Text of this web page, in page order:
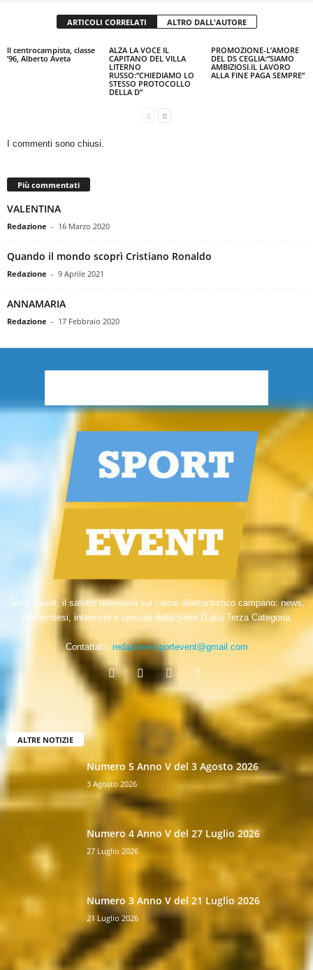
ARTICOLI CORRELATI ALTRO DALL'AUTORE
ll centrocampista, classe
’96, Alberto Aveta
ALZA LA VOCE IL
CAPITANO DEL VILLA
LITERNO
RUSSO:”CHIEDIAMO LO
STESSO PROTOCOLLO
DELLA D”
PROMOZIONE-L’AMORE
DEL DS CEGLIA:”SIAMO
AMBIZIOSI.IL LAVORO
ALLA FINE PAGA SEMPRE”
I commenti sono chiusi.
Più commentati
VALENTINA
Redazione - 16 Marzo 2020
Quando il mondo scoprì Cristiano Ronaldo
Redazione - 9 Aprile 2021
ANNAMARIA
Redazione - 17 Febbraio 2020
Sport Event, il salotto televisivo sul calcio dilettantistico campano: news,
videosintesi, interviste e speciali dalla Serie D alla Terza Categoria.
Contattaci: redazione.sportevent@gmail.com
ALTRE NOTIZIE
Numero 5 Anno V del 3 Agosto 2026
3 Agosto 2026
Numero 4 Anno V del 27 Luglio 2026
27 Luglio 2026
Numero 3 Anno V del 21 Luglio 2026
21 Luglio 2026